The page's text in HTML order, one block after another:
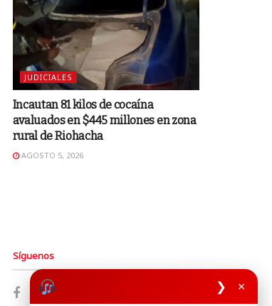
❯ ×
JUDICIALES
Incautan 81 kilos de cocaína
avaluados en $445 millones en zona
rural de Riohacha
AGOSTO 5, 2026
Síguenos